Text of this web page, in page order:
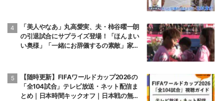
「美人やなあ」丸高愛実、夫・柿谷曜一朗
の引退試合にサプライズ登場！「ほんまい
い奥様」「一緒にお辞儀するの素敵」家族
【随時更新】FIFAワールドカップ2026の
「全104試合」テレビ放送・ネット配信ま
とめ｜日本時間キックオフ｜日本戦の無料